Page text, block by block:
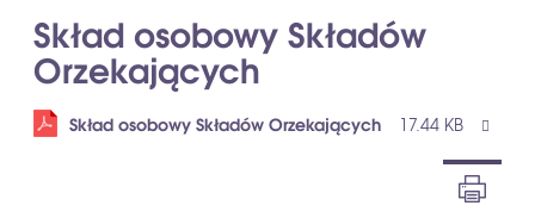
Skład osobowy Składów
Orzekających
Skład osobowy Składów Orzekających 17.44 KB